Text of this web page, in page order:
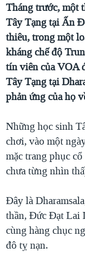
THƯỢNG ĐỈNH
TRỊNH VĨNH BÌNH
NGƯ DÂN VIỆT VÀ
BÊN KIA QUỐC
QUAN HỆ VIỆT MỸ
Tháng trước, một
Tây Tạng tại Ấn
thiêu, trong một
kháng chế độ
tín viên của VOA
Tây Tạng tại
phản ứng của họ
Những học sinh
chơi, vào một
mặc trang phục
chưa từng nhìn
Đây là
thần, Đức Đạt Lai
cùng hàng chục
đô tỵ nạn.